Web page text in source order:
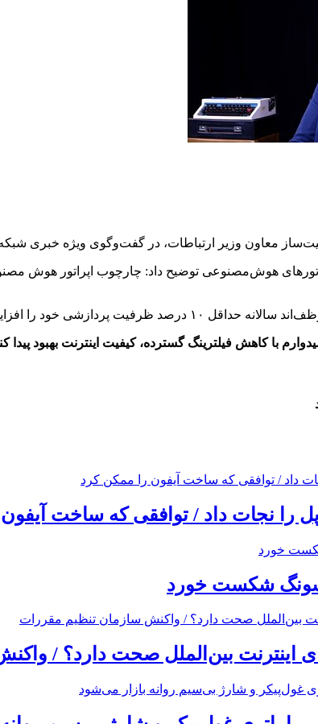
معاون وزیر ارتباطات، در گفت‌وگوی ویژه خبری
هوش‌مصنوعی توضیح داد: چارچوب اپراتور
دهند تا نیاز کشور در حوزه هوش مصنوعی تامین شود.
با کاهش فیلترینگ گسترده، کیفیت اینترنت بهبود پیدا
را نجات داد / توافقی که ساخت
شکست خورد